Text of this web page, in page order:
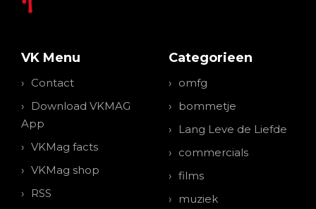
VK Menu
Contact
Download VKMAG
App
VKMag facts
VKMag shop
RSS
Categorieen
omfg
bommetje
Lang Leve de Liefde
commercials
films
muziek